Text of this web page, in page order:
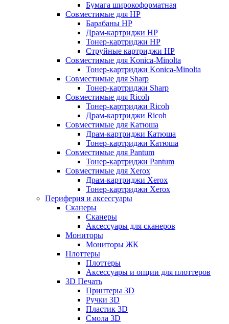
Бумага широкоформатная
Совместимые для HP
Барабаны HP
Драм-картриджи HP
Тонер-картриджи HP
Струйные картриджи HP
Совместимые для Konica-Minolta
Тонер-картриджи Konica-Minolta
Совместимые для Sharp
Тонер-картриджи Sharp
Совместимые для Ricoh
Тонер-картриджи Ricoh
Драм-картриджи Ricoh
Совместимые для Катюша
Драм-картриджи Катюша
Тонер-картриджи Катюша
Совместимые для Pantum
Тонер-картриджи Pantum
Совместимые для Xerox
Драм-картриджи Xerox
Тонер-картриджи Xerox
Периферия и аксессуары
Сканеры
Сканеры
Аксессуары для сканеров
Мониторы
Мониторы ЖК
Плоттеры
Плоттеры
Аксессуары и опции для плоттеров
3D Печать
Принтеры 3D
Ручки 3D
Пластик 3D
Смола 3D